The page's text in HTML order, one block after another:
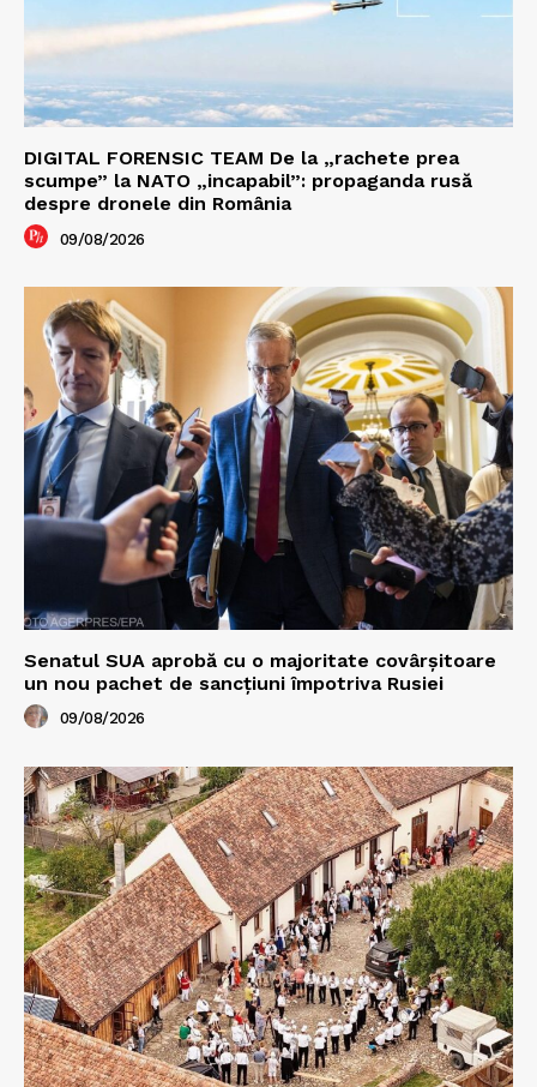
DIGITAL FORENSIC TEAM De la „rachete prea
scumpe” la NATO „incapabil”: propaganda rusă
despre dronele din România
09/08/2026
Senatul SUA aprobă cu o majoritate covârșitoare
un nou pachet de sancțiuni împotriva Rusiei
09/08/2026